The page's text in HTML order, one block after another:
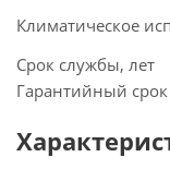
Климатическое
Срок службы, лет
Гарантийный срок